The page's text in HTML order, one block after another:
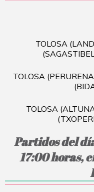
TOLOSA
TOLOSA
TOLOSA
Partidos del
17:00 horas,